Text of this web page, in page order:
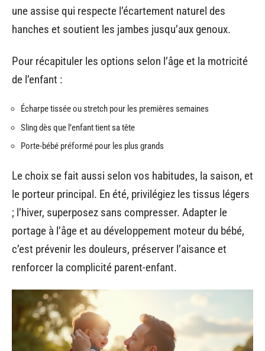
une assise qui respecte l’écartement naturel des
hanches et soutient les jambes jusqu’aux genoux.
Pour récapituler les options selon l’âge et la motricité
de l’enfant :
Écharpe tissée ou stretch pour les premières semaines
Sling dès que l’enfant tient sa tête
Porte-bébé préformé pour les plus grands
Le choix se fait aussi selon vos habitudes, la saison, et
le porteur principal. En été, privilégiez les tissus légers
; l’hiver, superposez sans compresser. Adapter le
portage à l’âge et au développement moteur du bébé,
c’est prévenir les douleurs, préserver l’aisance et
renforcer la complicité parent-enfant.